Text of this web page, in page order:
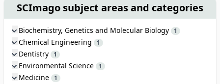
SCImago subject areas and categories
Biochemistry, Genetics and Molecular Biology 1
Chemical Engineering 1
Dentistry 1
Environmental Science 1
Medicine 1